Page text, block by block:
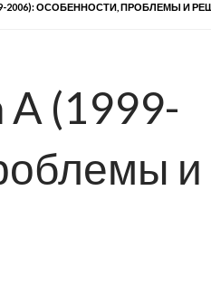
2006): ОСОБЕННОСТИ, ПРОБЛЕМЫ И
A (1999-
и